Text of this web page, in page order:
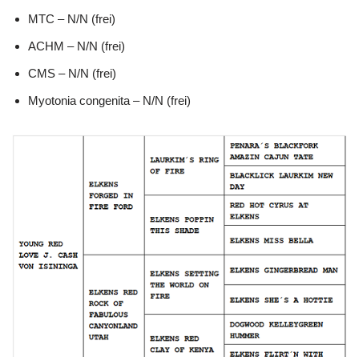
MTC – N/N (frei)
ACHM – N/N (frei)
CMS – N/N (frei)
Myotonia congenita – N/N (frei)